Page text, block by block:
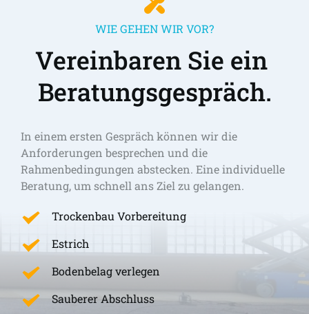
WIE GEHEN WIR VOR?
Vereinbaren Sie ein
Beratungsgespräch.
In einem ersten Gespräch können wir die
Anforderungen besprechen und die
Rahmenbedingungen abstecken. Eine individuelle
Beratung, um schnell ans Ziel zu gelangen.
Trockenbau Vorbereitung
Estrich
Bodenbelag verlegen
Sauberer Abschluss